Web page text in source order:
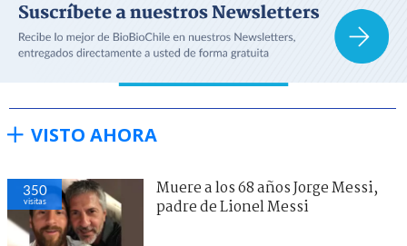
VISTO AHORA
350
visitas
Muere a los 68 años Jorge Messi,
padre de Lionel Messi